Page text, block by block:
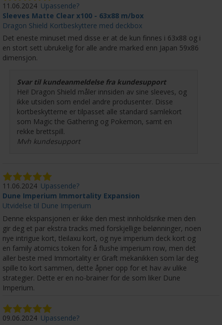
11.06.2024 Upassende?
Sleeves Matte Clear x100 - 63x88 m/box
Dragon Shield Kortbeskyttere med deckbox
Det eneste minuset med disse er at de kun finnes i 63x88 og i
en stort sett ubrukelig for alle andre marked enn Japan 59x86
dimensjon.
Svar til kundeanmeldelse fra kundesupport
Hei! Dragon Shield måler innsiden av sine sleeves, og
ikke utsiden som endel andre produsenter. Disse
kortbeskytterne er tilpasset alle standard samlekort
som Magic the Gathering og Pokemon, samt en
rekke brettspill.
Mvh kundesupport
11.06.2024 Upassende?
Dune Imperium Immortality Expansion
Utvidelse til Dune Imperium
Denne ekspansjonen er ikke den mest innholdsrike men den
gir deg et par ekstra tracks med forskjellige belønninger, noen
nye intrigue kort, tleilaxu kort, og nye imperium deck kort og
en family atomics token for å flushe imperium row, men det
aller beste med Immortality er Graft mekanikken som lar deg
spille to kort sammen, dette åpner opp for et hav av ulike
strategier. Dette er en no-brainer for de som liker Dune
Imperium.
09.06.2024 Upassende?